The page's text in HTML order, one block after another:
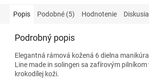
Popis Podobné (5) Hodnotenie Diskusia
Podrobný popis
Elegantná rámová kožená 6 dielna
Line made in solingen sa zafírovým pilníkom
krokodílej koži.